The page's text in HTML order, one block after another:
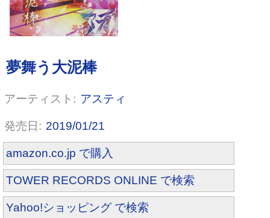
アスティ
2019/01/21
amazon.co.jp で購入
TOWER RECORDS ONLINE で検索
Yahoo!ショッピング で検索